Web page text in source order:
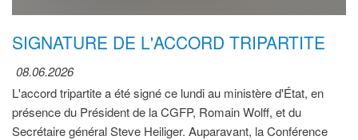
SIGNATURE DE L'ACCORD TRIPARTITE
08.06.2026
L'accord tripartite a été signé ce lundi au ministère d'État, en
présence du Président de la CGFP, Romain Wolff, et du
Secrétaire général Steve Heiliger. Auparavant, la Conférence